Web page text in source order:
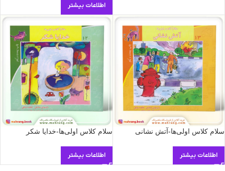
اطلاعات بیشتر
سلام كلاس اولی‌ها-آتش نشانی
اطلاعات بیشتر
سلام كلاس اولی‌ها-خدایا شکر
اطلاعات بیشتر